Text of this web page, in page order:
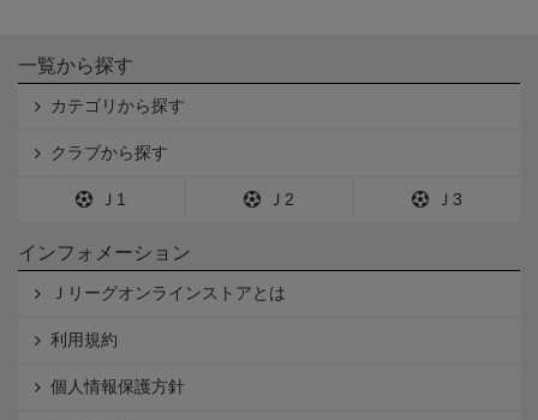
一覧から探す
カテゴリから探す
クラブから探す
Ｊ1 Ｊ2 Ｊ3
インフォメーション
Ｊリーグオンラインストアとは
利用規約
個人情報保護方針